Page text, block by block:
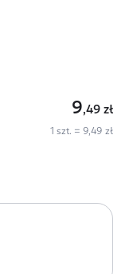
9,49 zł
1 szt. = 9,49 zł